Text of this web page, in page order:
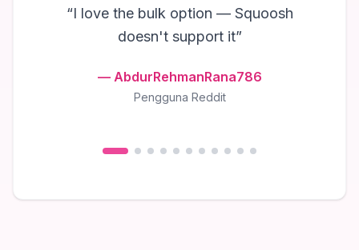
“I love the bulk option — Squoosh
doesn't support it”
— AbdurRehmanRana786
Pengguna Reddit